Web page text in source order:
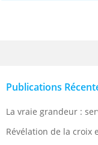
Publications
La vraie grandeur :
Révélation de la croix